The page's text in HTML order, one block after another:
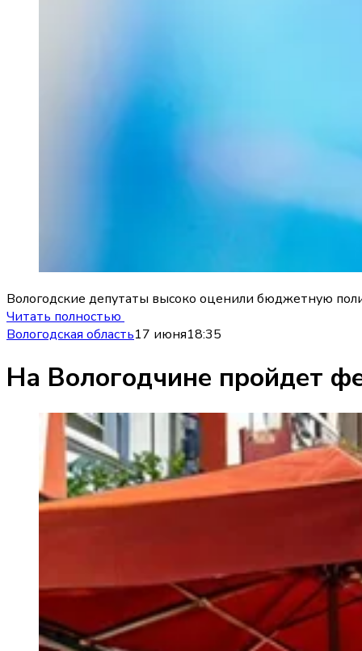
Вологодские депутаты высоко оценили бюджетную
Читать полностью
Вологодская область17 июня18:35
На Вологодчине пройдет